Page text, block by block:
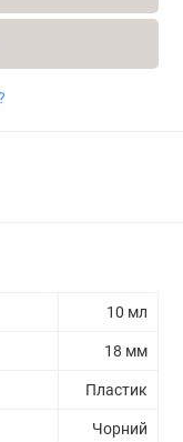
10 мл
18 мм
Пластик
Чорний